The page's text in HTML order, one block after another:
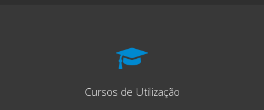
Cursos de Utilização